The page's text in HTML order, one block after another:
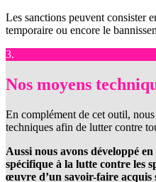
Les sanctions peuvent consister
temporaire ou encore le
3.
Nos moyens
En complément de cet outil,
techniques afin de lutter contre
Aussi nous avons développé
spécifique à la lutte contre les
œuvre d’un savoir-faire acquis